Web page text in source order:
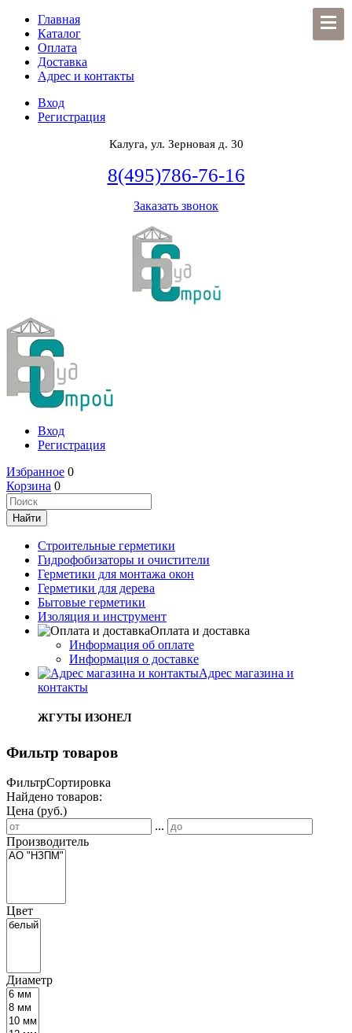
Главная
Каталог
Оплата
Доставка
Адрес и контакты
Вход
Регистрация
Калуга, ул. Зерновая д. 30
8(495)786-76-16
Заказать звонок
Вход
Регистрация
Избранное 0
Корзина 0
Строительные герметики
Гидрофобизаторы и очистители
Герметики для монтажа окон
Герметики для дерева
Бытовые герметики
Изоляция и инструмент
Оплата и доставка
Информация об оплате
Информация о доставке
Адрес магазина и
контакты
ЖГУТЫ ИЗОНЕЛ
Фильтр товаров
ФильтрСортировка
Найдено товаров:
Цена (руб.)
...
Производитель
Цвет
Диаметр